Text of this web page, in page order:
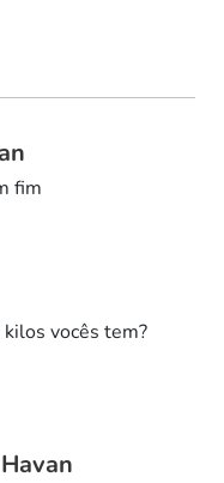
fim
vocês tem?